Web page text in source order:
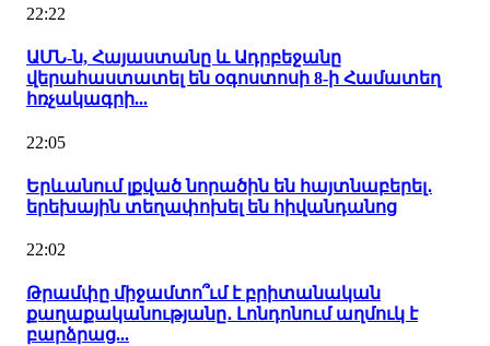
22:22
ԱՄՆ-ն, Հայաստանը և Ադրբեջանը
վերահաստատել են օգոստոսի 8-ի Համատեղ
հռչակագրի...
22:05
Երևանում լքված նորածին են հայտնաբերել․
երեխային տեղափոխել են հիվանդանոց
22:02
Թրամփը միջամտո՞ւմ է բրիտանական
քաղաքականությանը․ Լոնդոնում աղմուկ է
բարձրաց...